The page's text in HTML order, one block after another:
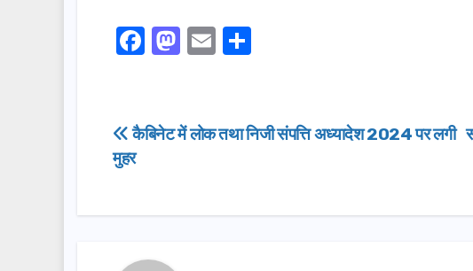
F
e
o
M
o
n
E
e
Post
navigation
कैबिनेट में लोक तथा निजी संपत्ति अध्यादेश 2024 पर लगी
मुहर